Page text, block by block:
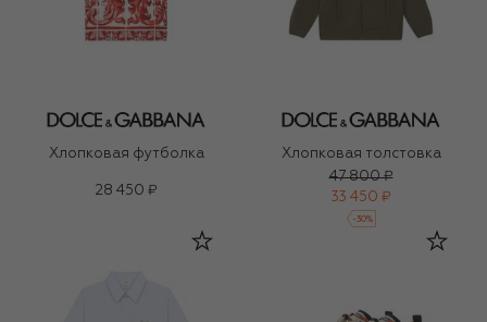
Хлопковая футболка
28 450 ₽
Хлопковая толстовка
47 800 ₽
33 450 ₽
-30%